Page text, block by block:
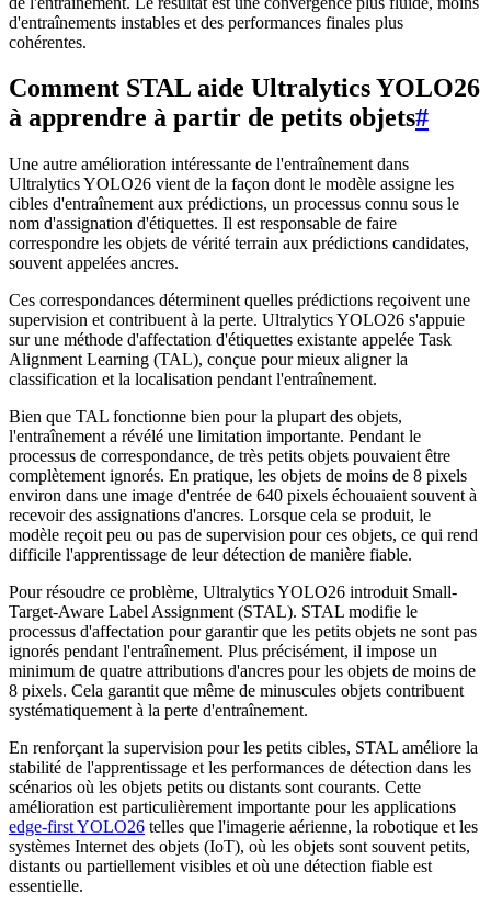
d'entraînements instables et des performances finales plus
cohérentes.
Comment STAL aide Ultralytics YOLO26
à apprendre à partir de petits objets#
Une autre amélioration intéressante de l'entraînement dans
Ultralytics YOLO26 vient de la façon dont le modèle assigne les
cibles d'entraînement aux prédictions, un processus connu sous le
nom d'assignation d'étiquettes. Il est responsable de faire
correspondre les objets de vérité terrain aux prédictions candidates,
souvent appelées ancres.
Ces correspondances déterminent quelles prédictions reçoivent une
supervision et contribuent à la perte. Ultralytics YOLO26 s'appuie
sur une méthode d'affectation d'étiquettes existante appelée Task
Alignment Learning (TAL), conçue pour mieux aligner la
classification et la localisation pendant l'entraînement.
Bien que TAL fonctionne bien pour la plupart des objets,
l'entraînement a révélé une limitation importante. Pendant le
processus de correspondance, de très petits objets pouvaient être
complètement ignorés. En pratique, les objets de moins de 8 pixels
environ dans une image d'entrée de 640 pixels échouaient souvent à
recevoir des assignations d'ancres. Lorsque cela se produit, le
modèle reçoit peu ou pas de supervision pour ces objets, ce qui rend
difficile l'apprentissage de leur détection de manière fiable.
Pour résoudre ce problème, Ultralytics YOLO26 introduit Small-
Target-Aware Label Assignment (STAL). STAL modifie le
processus d'affectation pour garantir que les petits objets ne sont pas
ignorés pendant l'entraînement. Plus précisément, il impose un
minimum de quatre attributions d'ancres pour les objets de moins de
8 pixels. Cela garantit que même de minuscules objets contribuent
systématiquement à la perte d'entraînement.
En renforçant la supervision pour les petits cibles, STAL améliore la
stabilité de l'apprentissage et les performances de détection dans les
scénarios où les objets petits ou distants sont courants. Cette
amélioration est particulièrement importante pour les applications
edge-first YOLO26 telles que l'imagerie aérienne, la robotique et les
systèmes Internet des objets (IoT), où les objets sont souvent petits,
distants ou partiellement visibles et où une détection fiable est
essentielle.